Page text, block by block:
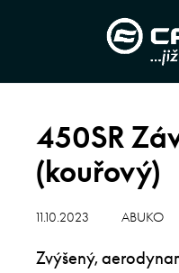
450SR
(kouřový)
11.10.2023 ABUKO
Zvýšený,